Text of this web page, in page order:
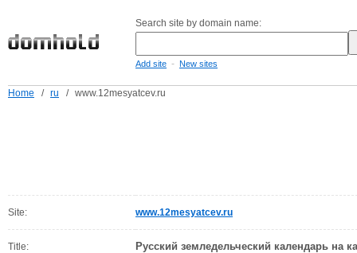
Search site by domain name:
Add site - New sites
Home / ru / www.12mesyatcev.ru
Site: www.12mesyatcev.ru
Title:
Русский земледельческий календарь на